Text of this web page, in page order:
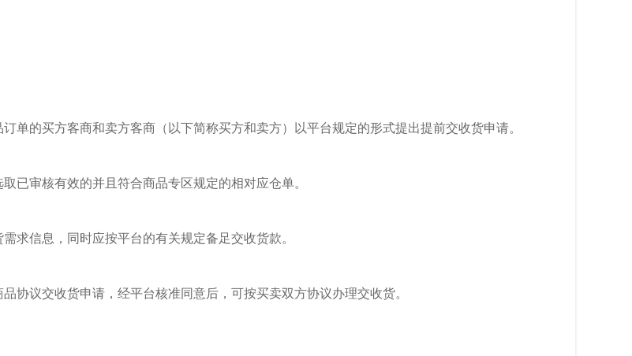
单的买方客商和卖方客商（以下简称买方和卖方）以平台规定的形式提出提前交收货申请。
已审核有效的并且符合商品专区规定的相对应仓单。
求信息，同时应按平台的有关规定备足交收货款。
协议交收货申请，经平台核准同意后，可按买卖双方协议办理交收货。